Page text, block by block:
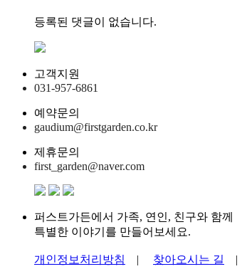
등록된 댓글이 없습니다.
고객지원
031-957-6861
예약문의
gaudium@firstgarden.co.kr
제휴문의
first_garden@naver.com
퍼스트가든에서 가족, 연인, 친구와 함께
특별한 이야기를 만들어보세요.
개인정보처리방침 | 찾아오시는 길 |